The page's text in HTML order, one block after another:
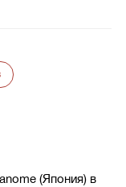
(Япония) в